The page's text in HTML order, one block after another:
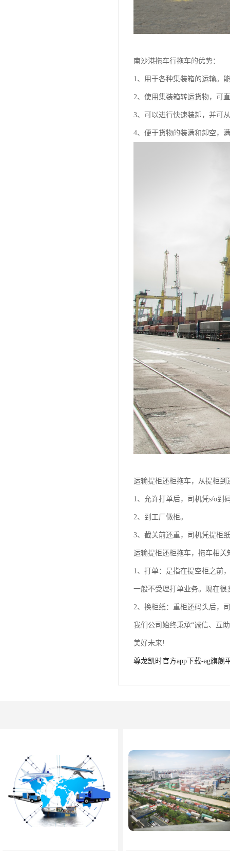
南沙港拖车行拖车的优势：
1、用于各种集装箱的运输。
2、使用集装箱转运货物，可
3、可以进行快速装卸，并可
4、便于货物的装满和卸空，
运输提柜还柜拖车，从提柜
1、允许打单后，司机凭s/o到
2、到工厂做柜。
3、截关前还重，司机凭提柜
运输提柜还柜拖车，拖车相关
1、打单：是指在提空柜之前
一般不受理打单业务。现在
2、换柜纸：重柜还码头后，
我们公司始终秉承“诚信、互
美好未来!
尊龙凯时官方app下载-ag旗舰